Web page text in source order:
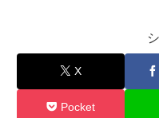
X
Pocket